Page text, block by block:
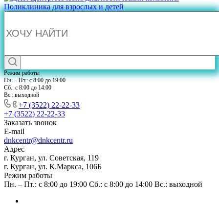
Режим работы
Пн. – Пт.: с 8:00 до 19:00
Сб.: с 8:00 до 14:00
Вс.: выходной
+7 (3522) 22-22-33
+7 (3522) 22-22-33
Заказать звонок
E-mail
dnkcentr@dnkcentr.ru
Адрес
г. Курган, ул. Советская, 119
г. Курган, ул. К.Маркса, 106Б
Режим работы
Пн. – Пт.: с 8:00 до 19:00 Сб.: с 8:00 до 14:00 Вс.: выходной